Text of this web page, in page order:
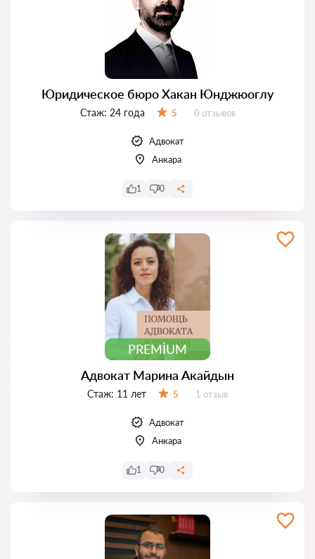
Юридическое бюро Хакан Юнджюоглу
Стаж: 24 года 5 Отзывов:
0 отзывов
Адвокат
Анкара
1 0
PREMIUM
Адвокат Марина Акайдын
Стаж: 11 лет 5 Отзывов:
1 отзыв
Адвокат
Анкара
1 0